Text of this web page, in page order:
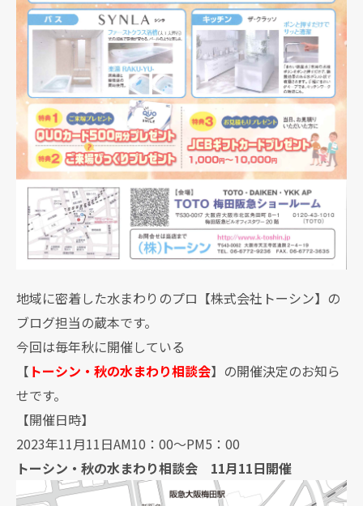
地域に密着した水まわりのプロ【株式会社トーシン】の
ブログ担当の蔵本です。
今回は毎年秋に開催している
【 トーシン・秋の水まわり相談会】の開催決定のお知ら
せです。
【開催日時】
2023年11月11日AM10：00～PM5：00
トーシン・秋の水まわり相談会 11月11日開催